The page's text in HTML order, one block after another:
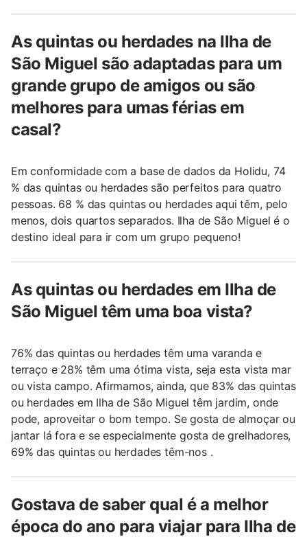
As quintas ou herdades na Ilha de
São Miguel são adaptadas para um
grande grupo de amigos ou são
melhores para umas férias em
casal?
Em conformidade com a base de dados da Holidu, 74
% das quintas ou herdades são perfeitos para quatro
pessoas. 68 % das quintas ou herdades aqui têm, pelo
menos, dois quartos separados. Ilha de São Miguel é o
destino ideal para ir com um grupo pequeno!
As quintas ou herdades em Ilha de
São Miguel têm uma boa vista?
76% das quintas ou herdades têm uma varanda e
terraço e 28% têm uma ótima vista, seja esta vista mar
ou vista campo. Afirmamos, ainda, que 83% das quintas
ou herdades em Ilha de São Miguel têm jardim, onde
pode, aproveitar o bom tempo. Se gosta de almoçar ou
jantar lá fora e se especialmente gosta de grelhadores,
69% das quintas ou herdades têm-nos .
Gostava de saber qual é a melhor
época do ano para viajar para Ilha de